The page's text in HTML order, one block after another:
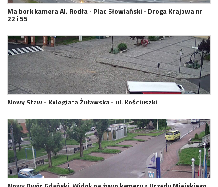
Malbork kamera Al. Rodła - Plac Słowiański - Droga Krajowa nr
22 i 55
Nowy Staw - Kolegiata Żuławska - ul. Kościuszki